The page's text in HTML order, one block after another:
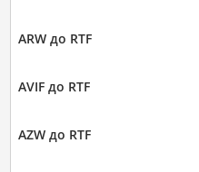
ARW до RTF
AVIF до RTF
AZW до RTF